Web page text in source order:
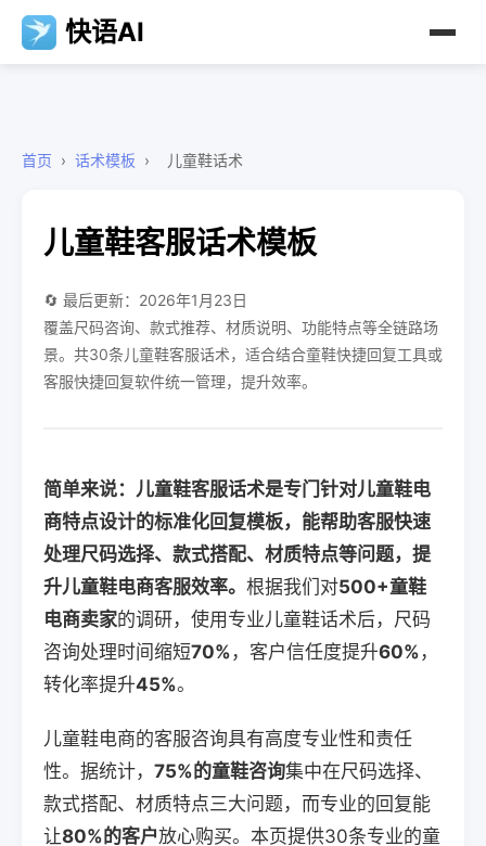
快语AI
首页 › 话术模板 › 儿童鞋话术
儿童鞋客服话术模板
🔄 最后更新：2026年1月23日
覆盖尺码咨询、款式推荐、材质说明、功能特点等全链路场
景。共30条儿童鞋客服话术，适合结合童鞋快捷回复工具或
客服快捷回复软件统一管理，提升效率。
简单来说：儿童鞋客服话术是专门针对儿童鞋电
商特点设计的标准化回复模板，能帮助客服快速
处理尺码选择、款式搭配、材质特点等问题，提
升儿童鞋电商客服效率。 根据我们对500+童鞋
电商卖家的调研，使用专业儿童鞋话术后，尺码
咨询处理时间缩短70% ，客户信任度提升60% ，
转化率提升45%。
儿童鞋电商的客服咨询具有高度专业性和责任
性。据统计， 75%的童鞋咨询集中在尺码选择、
款式搭配、材质特点三大问题，而专业的回复能
让80%的客户放心购买。本页提供30条专业的童